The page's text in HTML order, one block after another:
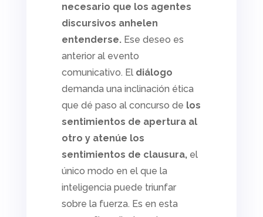
necesario que los agentes
discursivos anhelen
entenderse.Ese deseo es
anterior al evento
comunicativo. El diálogo
demanda una inclinación ética
que dé paso al concurso de los
sentimientos de apertura al
otro y atenúe los
sentimientos de clausura,el
único modo en el que la
inteligencia puede triunfar
sobre la fuerza. Es en esta